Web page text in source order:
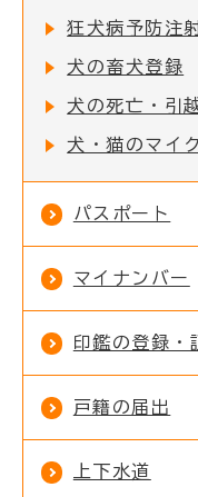
狂犬病予防注
犬の畜犬登録
犬の死亡・引
パスポート
マイナンバー
印鑑の登録・
戸籍の届出
上下水道